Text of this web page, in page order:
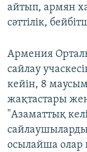
айтып, армян
сәттілік,
Армения
сайлау
кейін, 8
жақтастары
"Азаматтық
осылайша олар